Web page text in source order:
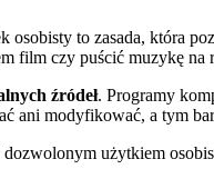
to zasada, która
film czy puścić muzykę na
źródeł. Programy
ani modyfikować, a tym
użytkiem